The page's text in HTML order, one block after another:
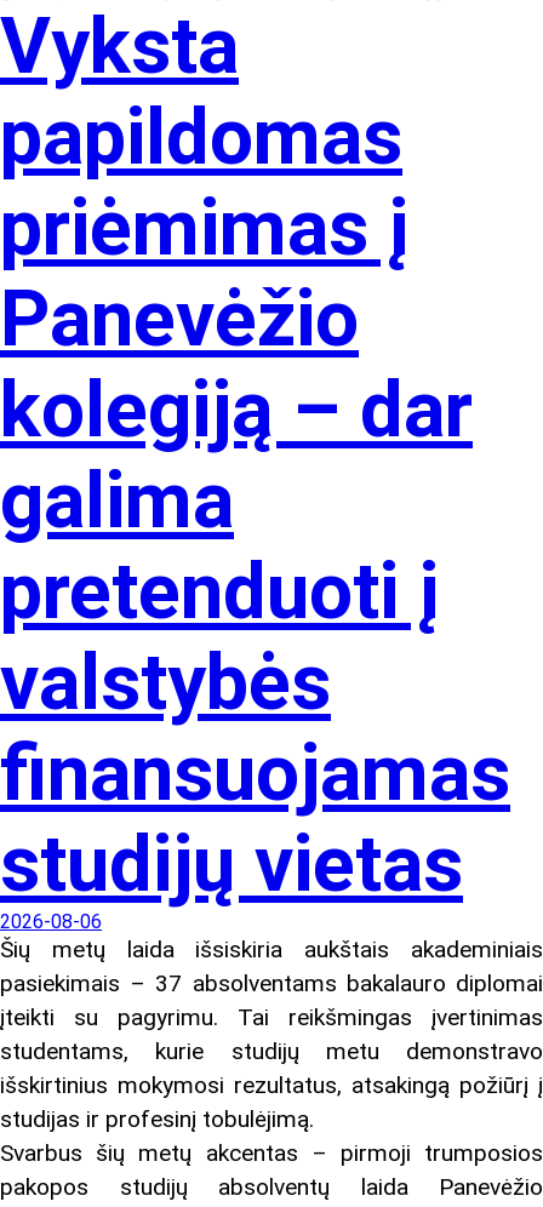
Vyksta
papildomas
priėmimas į
Panevėžio
kolegiją – dar
galima
pretenduoti į
valstybės
finansuojamas
studijų vietas
2026-08-06
Šių metų laida išsiskiria aukštais akademiniais
pasiekimais – 37 absolventams bakalauro diplomai
įteikti su pagyrimu. Tai reikšmingas įvertinimas
studentams, kurie studijų metu demonstravo
išskirtinius mokymosi rezultatus, atsakingą požiūrį į
studijas ir profesinį tobulėjimą.
Svarbus šių metų akcentas – pirmoji trumposios
pakopos studijų absolventų laida Panevėžio